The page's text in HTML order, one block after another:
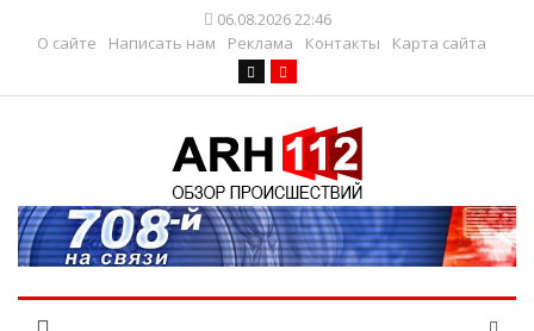
06.08.2026 22:46
О сайте
Написать нам Реклама Контакты Карта сайта